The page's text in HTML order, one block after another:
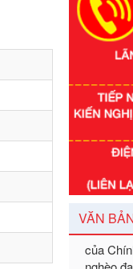
VĂN
Số
Tên:
nghèo
2026 -
Ngày